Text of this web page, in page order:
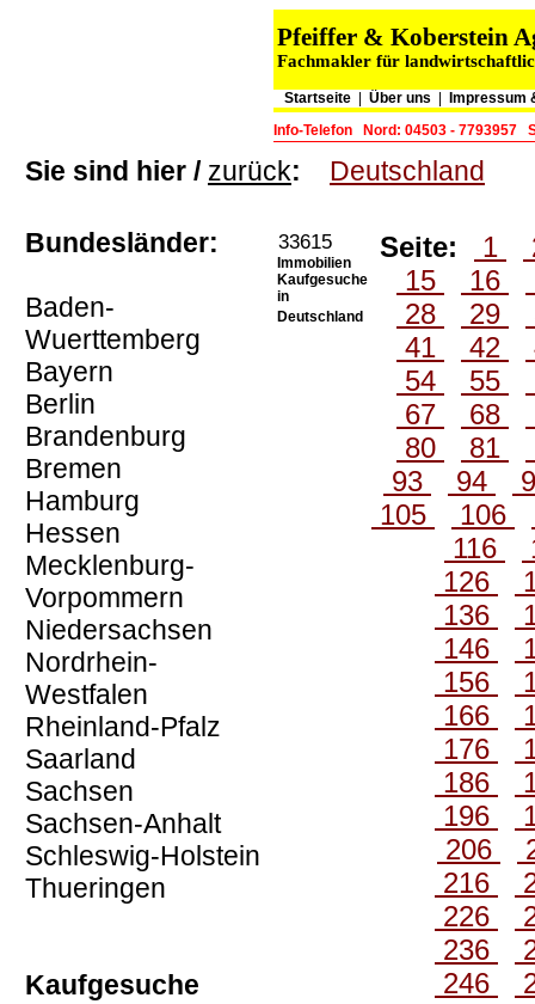
Pfeiffer & Koberstein
Fachmakler für
Startseite Über uns
Impressum
Info-Telefon
Nord: 04503 - 7793957
Sie sind hier / zurück: Deutschland
Bundesländer:
Baden-
Wuerttemberg
Bayern
Berlin
Brandenburg
Bremen
Hamburg
Hessen
Mecklenburg-
Vorpommern
Niedersachsen
Nordrhein-
Westfalen
Rheinland-Pfalz
Saarland
Sachsen
Sachsen-Anhalt
Schleswig-Holstein
Thueringen
Kaufgesuche
33615
Immobilien
Kaufgesuche
in
Deutschland
Seite: 1
15
16
28
29
41
42
54
55
67
68
80
81
93
94
105
106
116
126
136
146
156
166
176
186
196
206
216
226
236
246